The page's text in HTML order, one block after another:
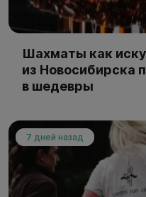
Шахматы как
из Новосибирска
в шедевры
7 дней назад